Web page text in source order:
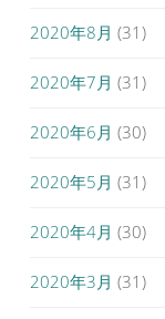
2020年8月 (31)
2020年7月 (31)
2020年6月 (30)
2020年5月 (31)
2020年4月 (30)
2020年3月 (31)